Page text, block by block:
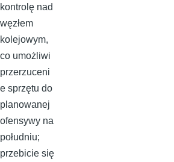
kontrolę nad
węzłem
kolejowym,
co umożliwi
przerzuceni
e sprzętu do
planowanej
ofensywy na
południu;
przebicie się